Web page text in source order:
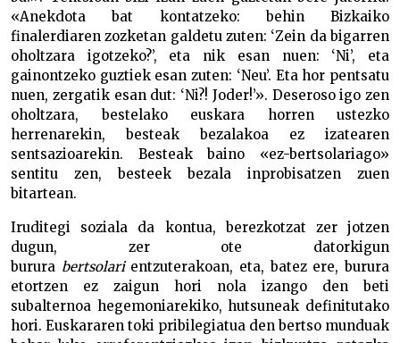
«Anekdota bat kontatzeko: behin Bizkaiko
finalerdiaren zozketan galdetu zuten: ‘Zein da bigarren
oholtzara igotzeko?’, eta nik esan nuen: ‘Ni’, eta
gainontzeko guztiek esan zuten: ‘Neu’. Eta hor pentsatu
nuen, zergatik esan dut: ‘Ni?! Joder!’». Deseroso igo zen
oholtzara, bestelako euskara horren ustezko
herrenarekin, besteak bezalakoa ez izatearen
sentsazioarekin. Besteak baino «ez-bertsolariago»
sentitu zen, besteek bezala inprobisatzen zuen
bitartean.
Iruditegi soziala da kontua, berezkotzat zer jotzen
dugun, zer ote datorkigun
burura bertsolarientzuterakoan, eta, batez ere, burura
etortzen ez zaigun hori nola izango den beti
subalternoa hegemoniarekiko, hutsuneak definitutako
hori. Euskararen toki pribilegiatua den bertso munduak